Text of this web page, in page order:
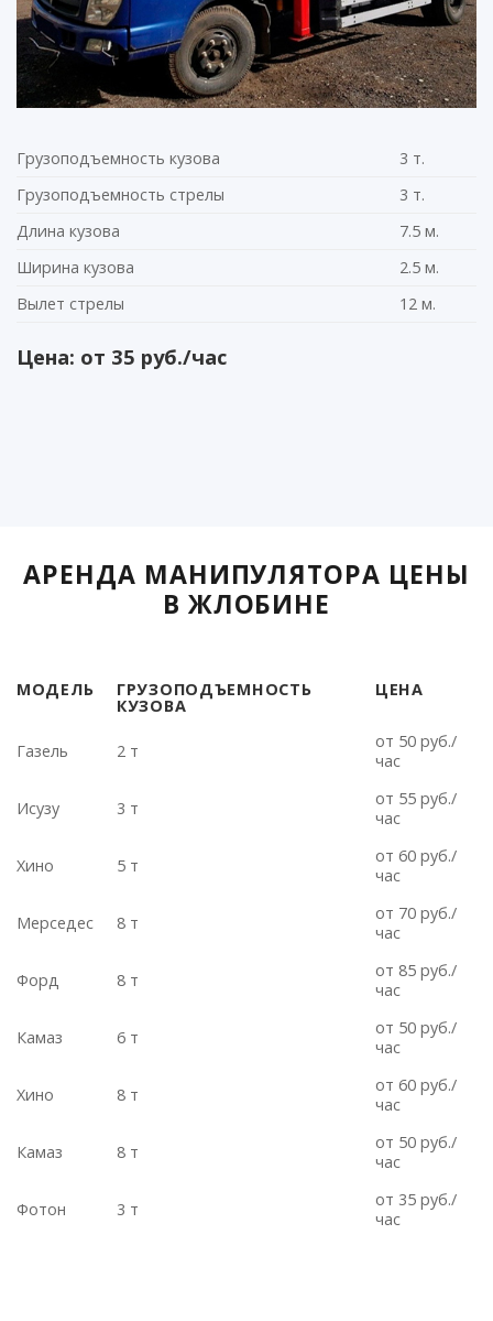
Грузоподъемность кузова
3 т.
Грузоподъемность стрелы
3 т.
Длина кузова
7.5 м.
Ширина кузова
2.5 м.
Вылет стрелы
12 м.
Цена: от 35 руб./час
АРЕНДА МАНИПУЛЯТОРА ЦЕНЫ
В ЖЛОБИНЕ
МОДЕЛЬ ГРУЗОПОДЪЕМНОСТЬ
КУЗОВА
ЦЕНА
КУЗОВА
ЦЕНА
Газель
2 т
от 50 руб./
час
Исузу 3 т
от 55 руб./
час
Хино 5 т
от 60 руб./
час
Мерседес 8 т
от 70 руб./
час
Форд 8 т
от 85 руб./
час
Камаз 6 т
от 50 руб./
час
Хино 8 т
от 60 руб./
час
Камаз 8 т
от 50 руб./
час
Фотон 3 т
от 35 руб./
час